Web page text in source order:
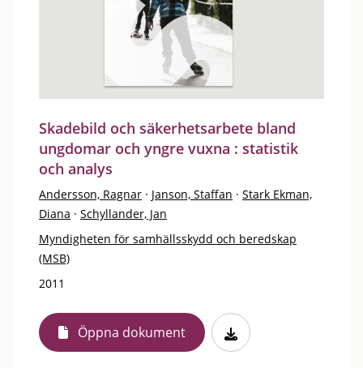
Skadebild och säkerhetsarbete bland
ungdomar och yngre vuxna : statistik
och analys
Andersson, Ragnar · Janson, Staffan · Stark Ekman,
Diana · Schyllander, Jan
Myndigheten för samhällsskydd och beredskap
(MSB)
2011
Öppna dokument